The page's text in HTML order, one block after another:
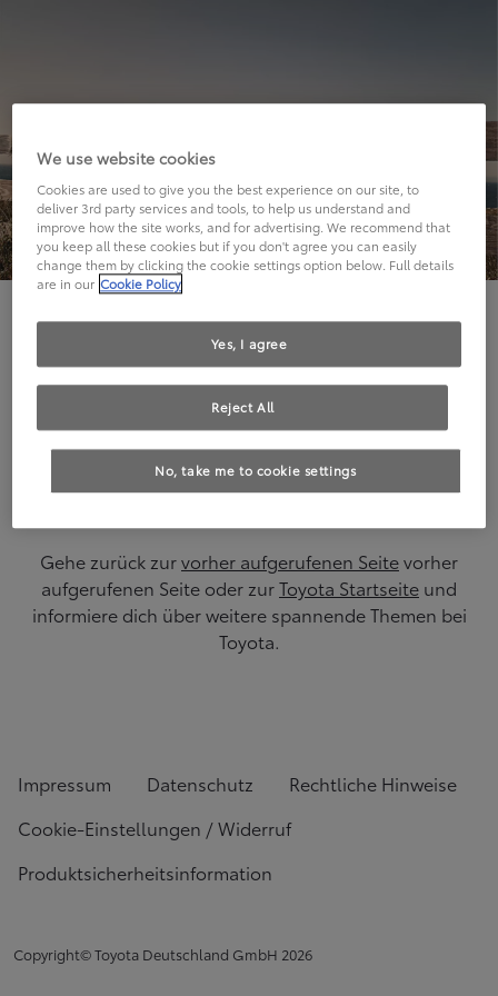
Hier geht's leider nicht weiter.
Die angeforderte Seite kann leider nicht gefunden
werden.
Gehe zurück zurvorher aufgerufenen Seitevorher
aufgerufenen Seite oder zurToyota Startseite und
informiere dich über weitere spannende Themen bei
Toyota.
Impressum Datenschutz
Rechtliche Hinweise
Cookie-Einstellungen / Widerruf
Produktsicherheitsinformation
Copyright© Toyota Deutschland GmbH 2026
We use website cookies
Cookies are used to give you the best experience on our site, to
deliver 3rd party services and tools, to help us understand and
improve how the site works, and for advertising. We recommend that
you keep all these cookies but if you don't agree you can easily
change them by clicking the cookie settings option below. Full details
are in our Cookie Policy
No, take me to cookie settings
Reject All
Yes, I agree